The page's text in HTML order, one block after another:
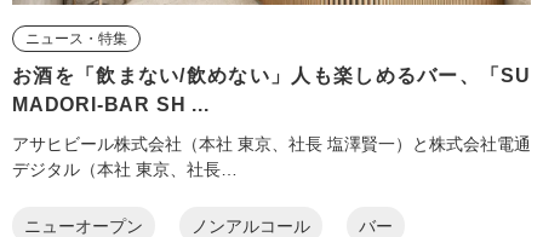
ニュース・特集
お酒を「飲まない/飲めない」人も楽しめるバー、「SU
MADORI-BAR SH ...
アサヒビール株式会社（本社 東京、社長 塩澤賢一）と株式会社電通
デジタル（本社 東京、社長…
ニューオープン ノンアルコール バー